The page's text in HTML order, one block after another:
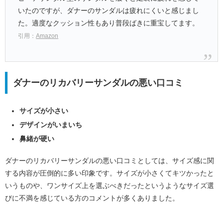
いたのですが、ダナーのサンダルは疲れにくいと感じまし
た。適度なクッション性もあり普段ばきに重宝してます。
引用：Amazon
ダナーのリカバリーサンダルの悪い口コミ
サイズが小さい
デザインがいまいち
鼻緒が硬い
ダナーのリカバリーサンダルの悪い口コミとしては、サイズ感に関
する内容が圧倒的に多い印象です。サイズが小さくてキツかったと
いうものや、ワンサイズ上を選ぶべきだったというようなサイズ選
びに不満を感じている方のコメントが多くありました。